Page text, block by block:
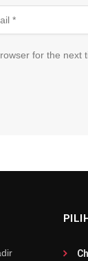
for the next